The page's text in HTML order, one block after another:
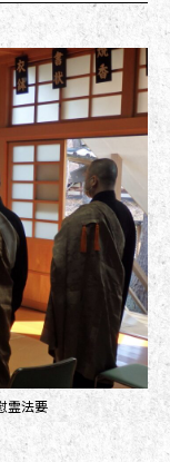
霊法要